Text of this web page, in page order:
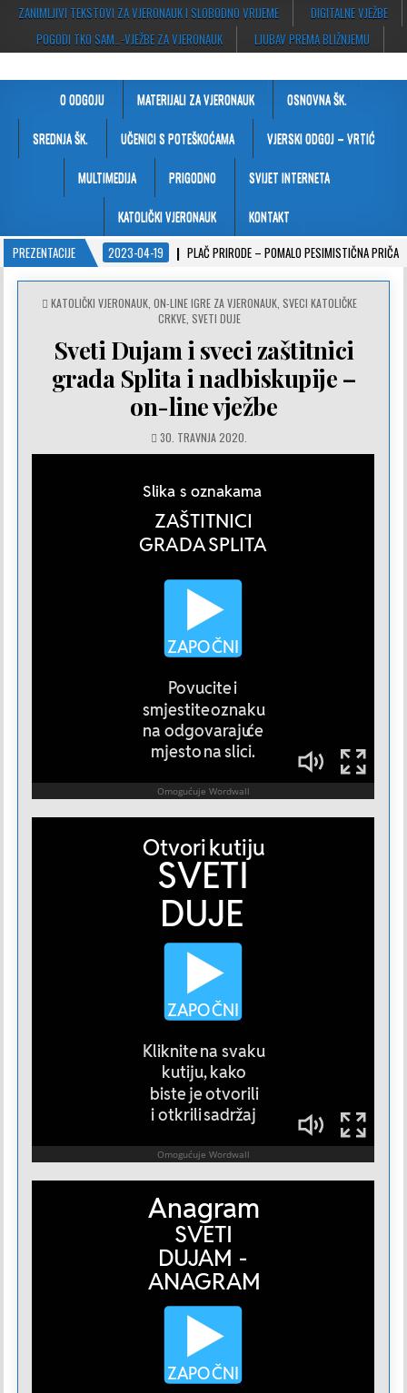
ZANIMLJIVI TEKSTOVI ZA VJERONAUK I SLOBODNO VRIJEME
DIGITALNE VJEŽBE
POGODI TKO SAM…-VJEŽBE ZA VJERONAUK
LJUBAV PREMA BLIŽNJEMU
VJERONAUČNI PORTAL
O ODGOJU MATERIJALI ZA VJERONAUK OSNOVNA ŠK.
SREDNJA ŠK. UČENICI S POTEŠKOĆAMA VJERSKI ODGOJ – VRTIĆ
MULTIMEDIJA PRIGODNO SVIJET INTERNETA
KATOLIČKI VJERONAUK
KONTAKT
PREZENTACIJE
2023-04-19 PLAČ PRIRODE – POMALO PESIMISTIČNA PRIČA
POSTED
KATOLIČKI VJERONAUK, ON-LINE IGRE ZA VJERONAUK, SVECI KATOLIČKE
CRKVE, SVETI DUJE
Sveti Dujam i sveci zaštitnici
grada Splita i nadbiskupije –
on-line vježbe
30. TRAVNJA 2020.